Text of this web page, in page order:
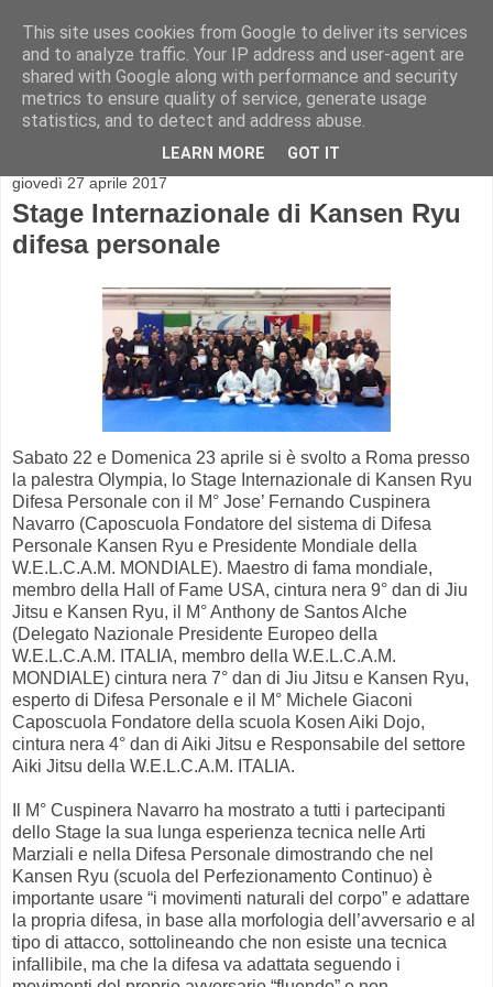
giovedì 27 aprile 2017
Stage Internazionale di Kansen Ryu
difesa personale
Sabato 22 e Domenica 23 aprile si è svolto a Roma presso
la palestra Olympia, lo Stage Internazionale di Kansen Ryu
Difesa Personale con il M° Jose’ Fernando Cuspinera
Navarro (Caposcuola Fondatore del sistema di Difesa
Personale Kansen Ryu e Presidente Mondiale della
W.E.L.C.A.M. MONDIALE). Maestro di fama mondiale,
membro della Hall of Fame USA, cintura nera 9° dan di Jiu
Jitsu e Kansen Ryu, il M° Anthony de Santos Alche
(Delegato Nazionale Presidente Europeo della
W.E.L.C.A.M. ITALIA, membro della W.E.L.C.A.M.
MONDIALE) cintura nera 7° dan di Jiu Jitsu e Kansen Ryu,
esperto di Difesa Personale e il M° Michele Giaconi
Caposcuola Fondatore della scuola Kosen Aiki Dojo,
cintura nera 4° dan di Aiki Jitsu e Responsabile del settore
Aiki Jitsu della W.E.L.C.A.M. ITALIA.
Il M° Cuspinera Navarro ha mostrato a tutti i partecipanti
dello Stage la sua lunga esperienza tecnica nelle Arti
Marziali e nella Difesa Personale dimostrando che nel
Kansen Ryu (scuola del Perfezionamento Continuo) è
importante usare “i movimenti naturali del corpo” e adattare
la propria difesa, in base alla morfologia dell’avversario e al
tipo di attacco, sottolineando che non esiste una tecnica
infallibile, ma che la difesa va adattata seguendo i
This site uses cookies from Google to deliver its services
and to analyze traffic. Your IP address and user-agent are
shared with Google along with performance and security
metrics to ensure quality of service, generate usage
statistics, and to detect and address abuse.
LEARN MORE GOT IT